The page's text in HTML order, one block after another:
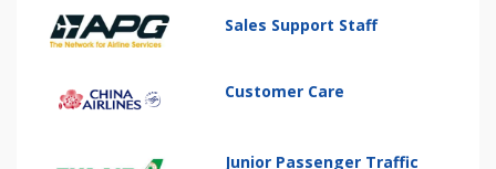
Sales Support Staff
Customer Care
Junior Passenger Traffic